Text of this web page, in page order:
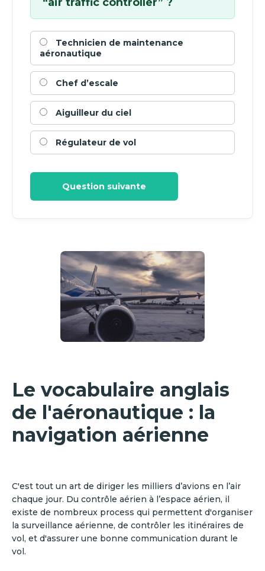
Technicien de maintenance
aéronautique
Chef d’escale
Aiguilleur du ciel
Régulateur de vol
Question suivante
Le vocabulaire anglais
de l'aéronautique : la
navigation aérienne
C'est tout un art de diriger les milliers d’avions en l’air
chaque jour. Du contrôle aérien à l’espace aérien, il
existe de nombreux process qui permettent d'organiser
la surveillance aérienne, de contrôler les itinéraires de
vol, et d'assurer une bonne communication durant le
vol.